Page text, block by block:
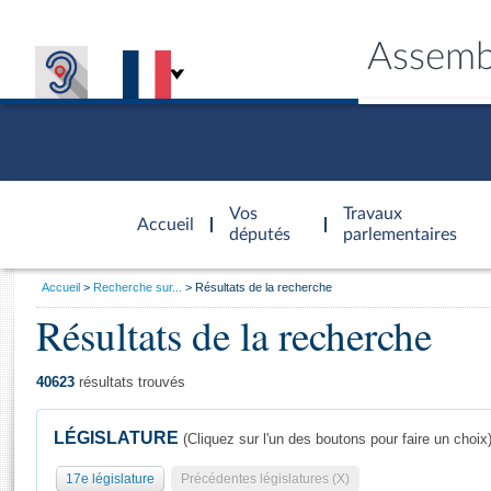
Accueil
d'accueil
Vos
députés
Travaux
parlementaires
Général
Vous
Accueil Recherche sur... Résultats de la recherche
Résultats de la recherche
40623 résultats trouvés
LÉGISLATURE (Cliquez sur l'un des boutons pour faire un choix)
17e législature Précédentes législatures (X)